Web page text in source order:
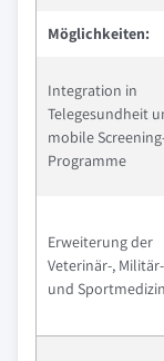
Möglichkeiten:
Integration in
Telegesundheit
mobile
Programme
Erweiterung der
Veterinär-, Militär-
und Sportmedizin